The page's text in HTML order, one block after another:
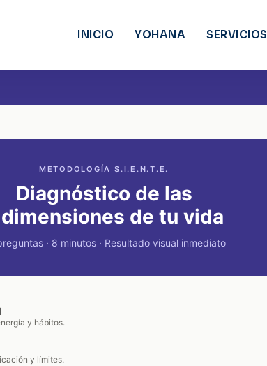
INICIO YOHANA SERVICIOS